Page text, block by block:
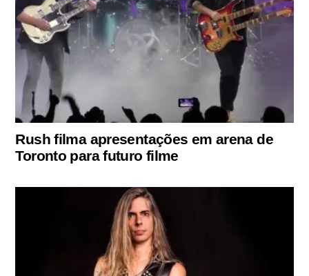
Rush filma apresentações em arena de
Toronto para futuro filme